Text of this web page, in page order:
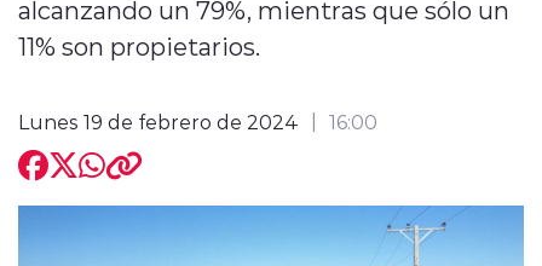
modo claro
alcanzando un 79%, mientras que sólo un
11% son propietarios.
Lunes 19 de febrero de 2024 16:00